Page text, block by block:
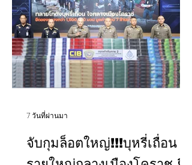
กรองด้วยเครื่องเอกซเรย์คอมพิวเตอร์
แบบใช้รังสีต่ำ หรือ Low-Dose CT
(LDCT)...
จับกุมล็อตใหญ่!!!บุหรี่เถื่อน
7 วันที่ผ่านมา